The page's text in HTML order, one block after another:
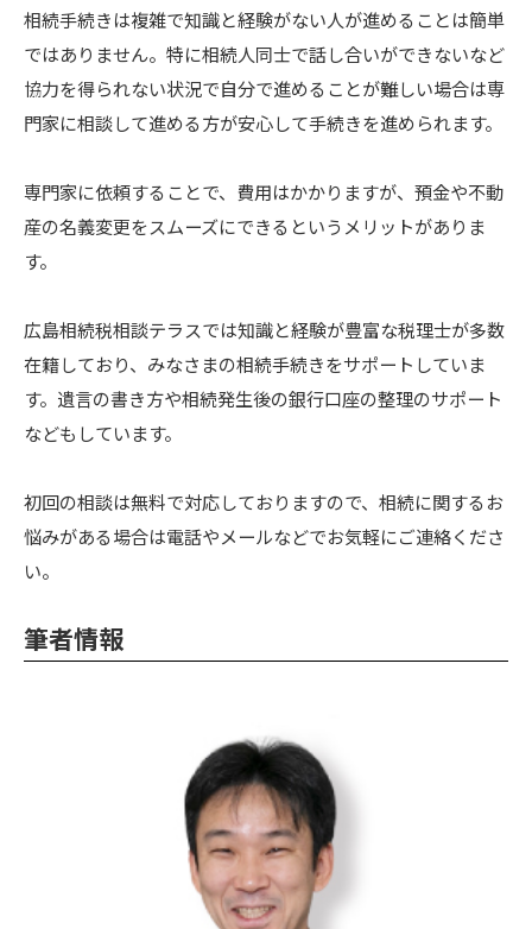
相続手続きは複雑で知識と経験がない人が進めることは簡単
ではありません。特に相続人同士で話し合いができないなど
協力を得られない状況で自分で進めることが難しい場合は専
門家に相談して進める方が安心して手続きを進められます。
専門家に依頼することで、費用はかかりますが、預金や不動
産の名義変更をスムーズにできるというメリットがありま
す。
広島相続税相談テラスでは知識と経験が豊富な税理士が多数
在籍しており、みなさまの相続手続きをサポートしていま
す。遺言の書き方や相続発生後の銀行口座の整理のサポート
などもしています。
初回の相談は無料で対応しておりますので、相続に関するお
悩みがある場合は電話やメールなどでお気軽にご連絡くださ
い。
筆者情報